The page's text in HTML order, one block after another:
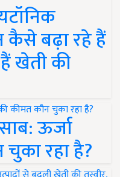
कैसे बढ़ा रहे हैं
खेती की
ऊर्जा
रहा है?